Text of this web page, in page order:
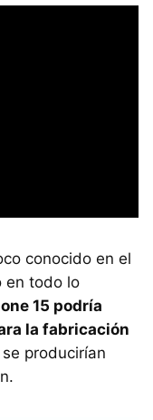
conocido en el
en todo lo
15 podría
la fabricación
producirían